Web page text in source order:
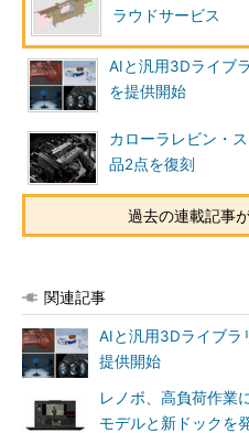
ラウドサービス
AIと汎用3Dライブ
を提供開始
カローラレビン・
品2点を復刻
過去の連載記事
関連記事
AIと汎用3Dライブラ
提供開始
レノボ、高負荷作業
モデルと新ドックを